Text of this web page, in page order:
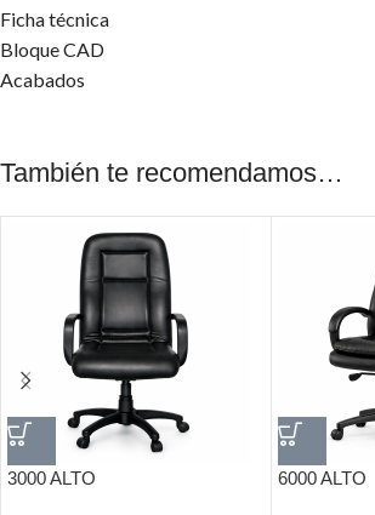
Ficha técnica
Bloque CAD
Acabados
También te recomendamos…
3000 ALTO 6000 ALTO